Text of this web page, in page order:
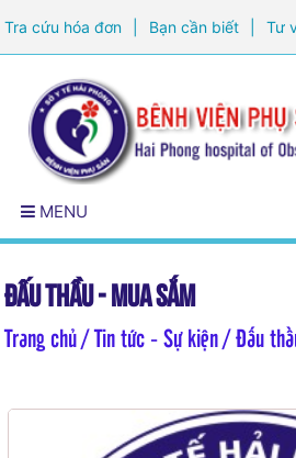
Tra cứu hóa đơn Bạn cần biết Tư
Đăng ký khám sức khỏe
MENU
Đấu thầu - Mua sắm
Trang chủ/ Tin tức - Sự kiện / Đấu